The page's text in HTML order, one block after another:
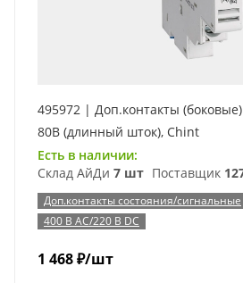
495972 | Доп.контакты
80B (длинный шток), Chint
Есть в наличии:
Склад АйДи 7 шт Поставщик
Доп.контакты состояния/сигнальные
400 В AC/220 В DC
1 468₽/шт